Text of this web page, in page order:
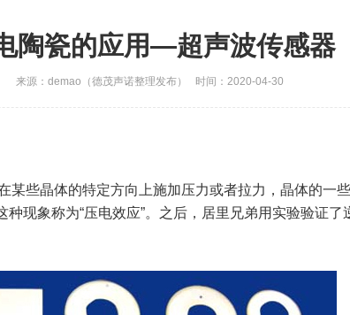
陶瓷的应用—超声波传感器
来源：demao（德茂声诺整理发布） 时间：2020-04-30
某些晶体的特定方向上施加压力或者拉力，晶体的一
现象称为“压电效应”。之后，居里兄弟用实验验证